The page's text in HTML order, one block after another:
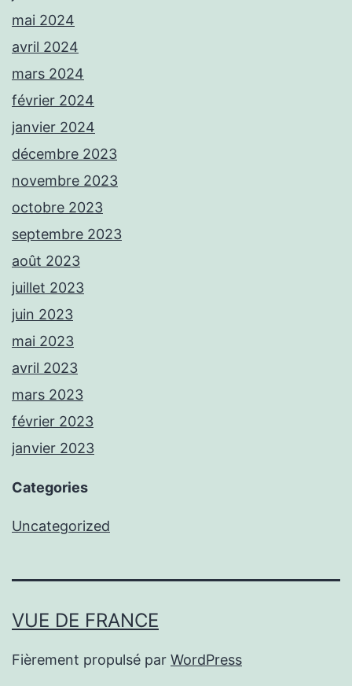
mai 2024
avril 2024
mars 2024
février 2024
janvier 2024
décembre 2023
novembre 2023
octobre 2023
septembre 2023
août 2023
juillet 2023
juin 2023
mai 2023
avril 2023
mars 2023
février 2023
janvier 2023
Categories
Uncategorized
VUE DE FRANCE
Fièrement propulsé par WordPress